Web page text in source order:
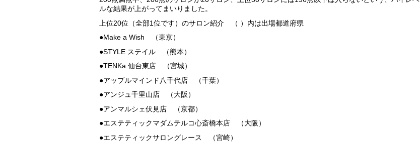
ルな結果が上がってまいりました。
上位20位（全部1位です）のサロン紹介 （ ）内は出場都道府県
●Make a Wish （東京）
●STYLE ステイル （熊本）
●TENKa 仙台東店 （宮城）
●アップルマインド八千代店 （千葉）
●アンジュ千里山店 （大阪）
●アンマルシェ伏見店 （京都）
●エステティックマダムテルコ心斎橋本店 （大阪）
●エステティックサロングレース （宮崎）